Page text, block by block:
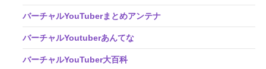
バーチャルYouTuberまとめアンテナ
バーチャルYoutuberあんてな
バーチャルYouTuber大百科